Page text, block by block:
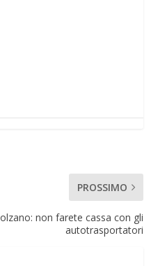
PROSSIMO
non farete cassa con gli
autotrasportatori